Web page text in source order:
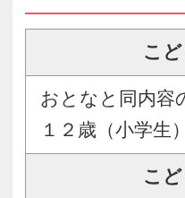
こ
おとなと同内容
１２歳（小学生
こ